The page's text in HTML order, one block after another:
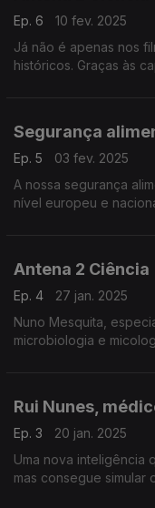
Ep. 6
10 fev. 2025
Já não é apenas nos
históricos. Graças às
Segurança
Ep. 5
03 fev. 2025
A nossa segurança
nível europeu e
Antena 2 Ciência
Ep. 4
27 jan. 2025
Nuno Mesquita,
microbiologia e
Rui Nunes,
Ep. 3
20 jan. 2025
Uma nova inteligência
mas consegue simular